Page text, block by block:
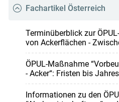
Fachartikel Österreich
Terminüberblick zur
von Ackerflächen -
ÖPUL-Maßnahme
- Acker“: Fristen bis
Informationen zu den